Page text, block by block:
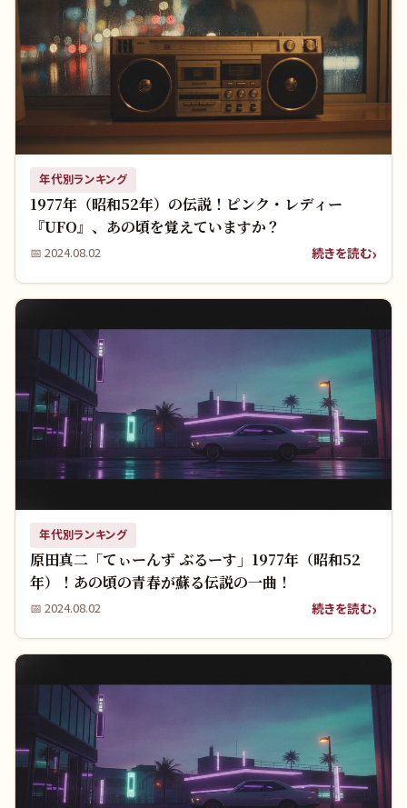
年代別ランキング
1977年（昭和52年）の伝説！ピンク・レディー
『UFO』、あの頃を覚えていますか？
📅 2024.08.02 続きを読む
年代別ランキング
原田真二「てぃーんず ぶるーす」1977年（昭和52
年）！あの頃の青春が蘇る伝説の一曲！
📅 2024.08.02 続きを読む